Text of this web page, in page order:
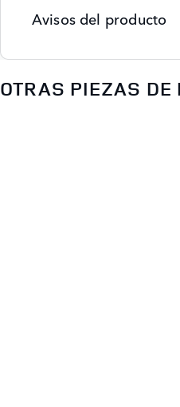
Avisos del producto
OTRAS PIEZAS DE